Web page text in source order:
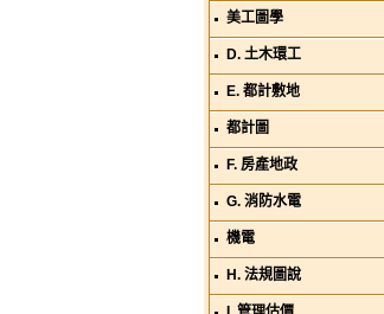
美工圖學
D. 土木環工
E. 都計敷地
都計圖
F. 房產地政
G. 消防水電
機電
H. 法規圖說